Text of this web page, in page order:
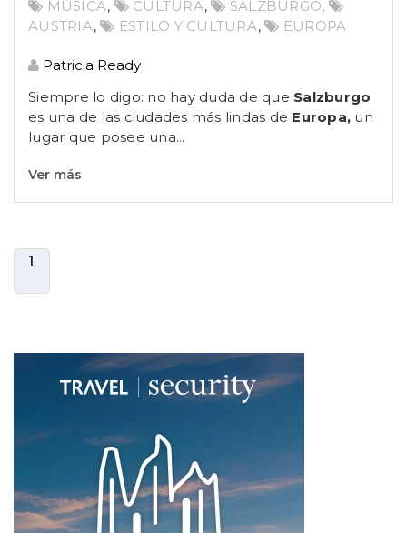
MÚSICA, CULTURA, SALZBURGO,
AUSTRIA, ESTILO Y CULTURA, EUROPA
Patricia Ready
Siempre lo digo: no hay duda de que Salzburgo
es una de las ciudades más lindas de Europa, un
lugar que posee una...
Ver más
1